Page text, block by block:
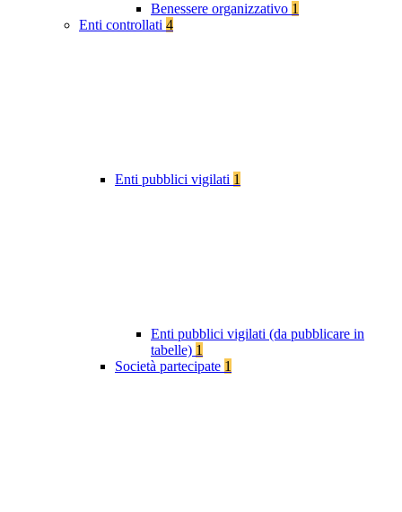
Benessere organizzativo 1
Enti controllati 4
Enti pubblici vigilati 1
Enti pubblici vigilati (da pubblicare in
tabelle) 1
Società partecipate 1